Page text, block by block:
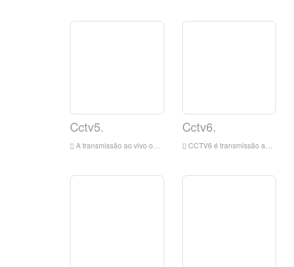
Cctv5.
A transmissão ao vivo online CCTV5 não tem plug-ins. O CCTv5 Live Broadcast TV Channel é o mais antigo e maior canal esportivo profissional da China, que tem direitos exclusivos de relatórios domésticos para muitos dos principais eventos do mundo.
Cctv6.
CCTV6 é transmissão ao vivo online. O canal de filme transmite 9 filmes chineses e estrangeiros e vários desenhos animados, filmes de arte, filmes científicos e educacionais, documentários, filmes de recursos, etc., com um tempo de transmissão de até 24 horas.